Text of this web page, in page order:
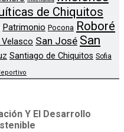
de Chiquitos
Patrimonio Pocona Roboré
San José San
Santiago de Chiquitos Sofia
Y El Desarrollo